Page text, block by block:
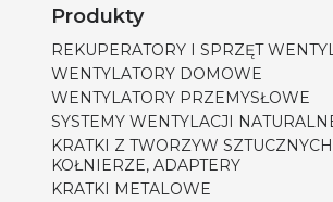
Produkty
REKUPERATORY I SPRZĘT
WENTYLATORY DOMOWE
WENTYLATORY PRZEMYSŁOWE
SYSTEMY WENTYLACJI
KRATKI Z TWORZYW
KOŁNIERZE, ADAPTERY
KRATKI METALOWE